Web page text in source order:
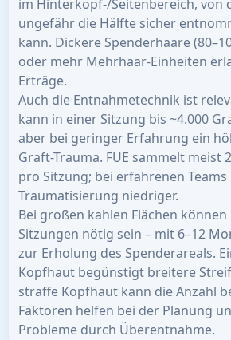
im Hinterkopf-/Seitenbereich, von
ungefähr die Hälfte sicher
kann. Dickere Spenderhaare
oder mehr Mehrhaar-Einheiten
Erträge.
Auch die Entnahmetechnik ist
kann in einer Sitzung bis ~4.000
aber bei geringer Erfahrung ein
Graft-Trauma. FUE sammelt meist
pro Sitzung; bei erfahrenen Teams
Traumatisierung niedriger.
Bei großen kahlen Flächen
Sitzungen nötig sein – mit 6–12
zur Erholung des Spenderareals.
Kopfhaut begünstigt breitere
straffe Kopfhaut kann die Anzahl
Faktoren helfen bei der Planung
Probleme durch Überentnahme.